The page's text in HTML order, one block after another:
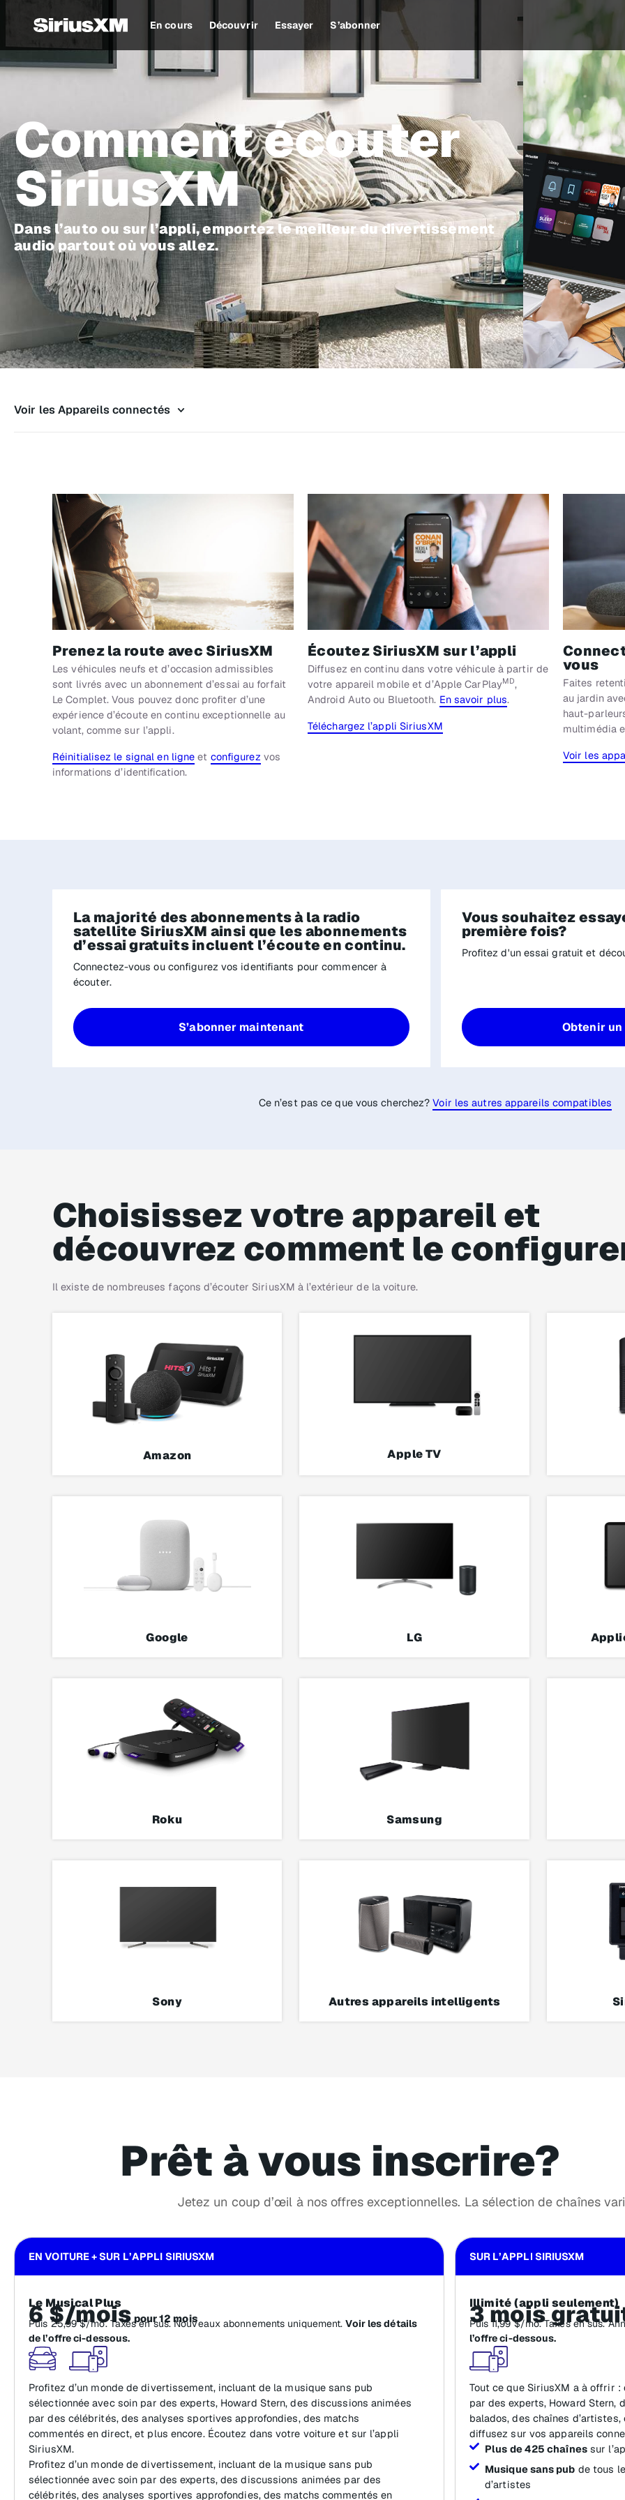
En cours Découvrir Essayer S’abonner
Comment écouter
SiriusXM
Dans l’auto ou sur l’appli, emportez le meilleur du divertissement
audio partout où vous allez.
Voir les Appareils connectés
Prenez la route avec SiriusXM
Les véhicules neufs et d’occasion admissibles
sont livrés avec un abonnement d’essai au forfait
Le Complet. Vous pouvez donc profiter d’une
expérience d’écoute en continu exceptionnelle au
volant, comme sur l’appli.
Réinitialisez le signal en ligne et configurez vos
informations d’identification.
Écoutez SiriusXM sur l’appli
Diffusez en continu dans votre véhicule à partir de
votre appareil mobile et d’Apple CarPlayMD,
Android Auto ou Bluetooth. En savoir plus.
Téléchargez l’appli SiriusXM
vous
Faites
au jardin
haut-
multimédia
Voir les
La majorité des abonnements à la radio
satellite SiriusXM ainsi que les abonnements
d’essai gratuits incluent l’écoute en continu.
Connectez-vous ou configurez vos identifiants pour commencer à
écouter.
S’abonner maintenant
Vous souhaitez
première fois?
Profitez d'un essai gratuit et
Obtenir
Ce n’est pas ce que vous cherchez?Voir les autres appareils compatibles
Choisissez votre appareil et
découvrez comment le
Il existe de nombreuses façons d’écouter SiriusXM à l’extérieur de la voiture.
Amazon Apple TV
Google LG
Roku Samsung
Sony Autres appareils intelligents
Prêt à vous inscrire?
Jetez un coup d’œil à nos offres exceptionnelles. La sélection de chaînes
EN VOITURE + SUR L’APPLI SIRIUSXM
Le Musical Plus
6 $/moispour 12 mois
Puis 25,99 $/mo. Taxes en sus. Nouveaux abonnements uniquement.Voir les détails
de l’offre ci-dessous.
Profitez d’un monde de divertissement, incluant de la musique sans pub
sélectionnée avec soin par des experts, Howard Stern, des discussions animées
par des célébrités, des analyses sportives approfondies, des matchs
commentés en direct, et plus encore. Écoutez dans votre voiture et sur l’appli
SiriusXM.
Profitez d’un monde de divertissement, incluant de la musique sans pub
sélectionnée avec soin par des experts, des discussions animées par des
célébrités, des analyses sportives approfondies, des matchs commentés en
SUR L’APPLI SIRIUSXM
Illimité (appli seulement)
3 mois
Puis 11,99 $/mo. Taxes en sus.
l’offre ci-dessous.
Tout ce que SiriusXM a à offrir
par des experts, Howard
balados, des chaînes
diffusez sur vos appareils
Plus de 425 chaînessur
Musique sans pub de tous
d’artistes